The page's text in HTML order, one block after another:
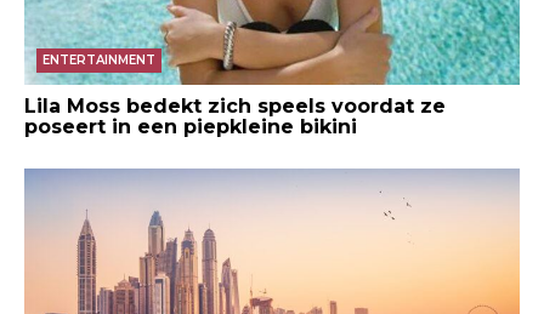
ENTERTAINMENT
Lila Moss bedekt zich speels voordat ze
poseert in een piepkleine bikini